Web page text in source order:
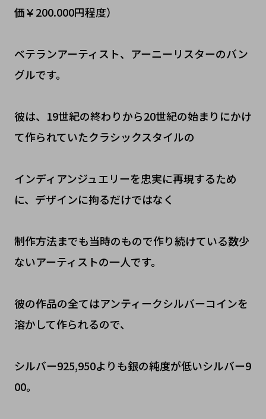
価￥200.000円程度）
ベテランアーティスト、アーニーリスターのバン
グルです。
彼は、19世紀の終わりから20世紀の始まりにかけ
て作られていたクラシックスタイルの
インディアンジュエリーを忠実に再現するため
に、デザインに拘るだけではなく
制作方法までも当時のもので作り続けている数少
ないアーティストの一人です。
彼の作品の全てはアンティークシルバーコインを
溶かして作られるので、
シルバー925,950よりも銀の純度が低いシルバー9
00。